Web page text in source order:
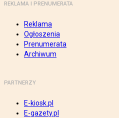
REKLAMA I PRENUMERATA
Reklama
Ogłoszenia
Prenumerata
Archiwum
PARTNERZY
E-kiosk.pl
E-gazety.pl